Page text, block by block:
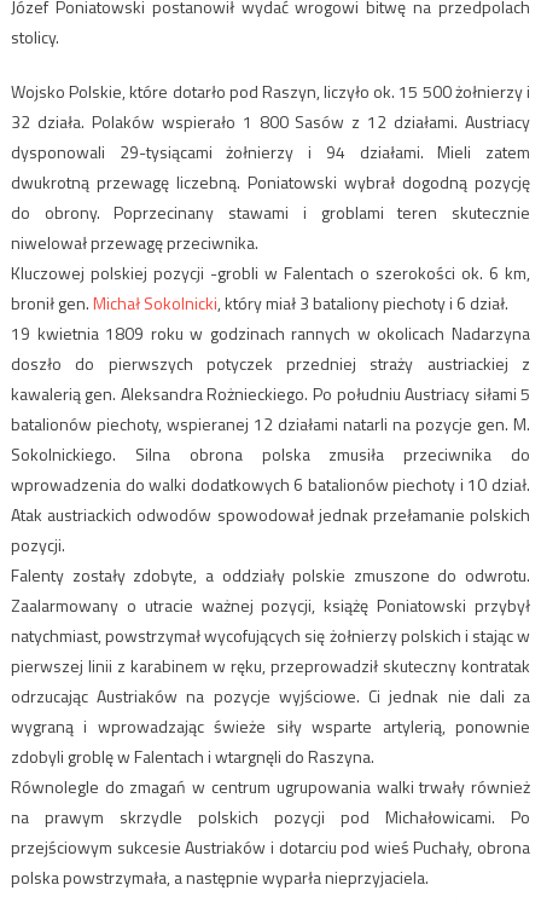
Józef Poniatowski postanowił wydać wrogowi bitwę na przedpolach
stolicy.
Wojsko Polskie, które dotarło pod Raszyn, liczyło ok. 15 500 żołnierzy i
32 działa. Polaków wspierało 1 800 Sasów z 12 działami. Austriacy
dysponowali 29-tysiącami żołnierzy i 94 działami. Mieli zatem
dwukrotną przewagę liczebną. Poniatowski wybrał dogodną pozycję
do obrony. Poprzecinany stawami i groblami teren skutecznie
niwelował przewagę przeciwnika.
Kluczowej polskiej pozycji -grobli w Falentach o szerokości ok. 6 km,
bronił gen.Michał Sokolnicki, który miał 3 bataliony piechoty i 6 dział.
19 kwietnia 1809 roku w godzinach rannych w okolicach Nadarzyna
doszło do pierwszych potyczek przedniej straży austriackiej z
kawalerią gen. Aleksandra Rożnieckiego. Po południu Austriacy siłami 5
batalionów piechoty, wspieranej 12 działami natarli na pozycje gen. M.
Sokolnickiego. Silna obrona polska zmusiła przeciwnika do
wprowadzenia do walki dodatkowych 6 batalionów piechoty i 10 dział.
Atak austriackich odwodów spowodował jednak przełamanie polskich
pozycji.
Falenty zostały zdobyte, a oddziały polskie zmuszone do odwrotu.
Zaalarmowany o utracie ważnej pozycji, książę Poniatowski przybył
natychmiast, powstrzymał wycofujących się żołnierzy polskich i stając w
pierwszej linii z karabinem w ręku, przeprowadził skuteczny kontratak
odrzucając Austriaków na pozycje wyjściowe. Ci jednak nie dali za
wygraną i wprowadzając świeże siły wsparte artylerią, ponownie
zdobyli groblę w Falentach i wtargnęli do Raszyna.
Równolegle do zmagań w centrum ugrupowania walki trwały również
na prawym skrzydle polskich pozycji pod Michałowicami. Po
przejściowym sukcesie Austriaków i dotarciu pod wieś Puchały, obrona
polska powstrzymała, a następnie wyparła nieprzyjaciela.